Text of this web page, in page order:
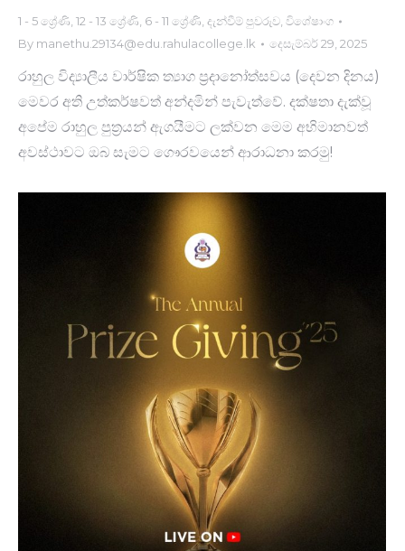
1 - 5 ශ්‍රේණි 12 - 13 ශ්‍රේණි 6 - 11 ශ්‍රේණි දැන්වීම් පුවරුව විශේෂාංග
By manethu.29134@edu.rahulacollege.lk දෙසැම්බර් 29, 2025
රාහුල විද්‍යාලීය වාර්ෂික ත්‍යාග ප්‍රදානෝත්සවය (දෙවන දිනය)
මෙවර අති උත්කර්ෂවත් අන්දමින් පැවැත්වේ. දක්ෂතා දැක්වූ
අපේම රාහුල පුත්‍රයන් ඇගයීමට ලක්වන මෙම අභිමානවත්
අවස්ථාවට ඔබ සැමට ගෞරවයෙන් ආරාධනා කරමු!